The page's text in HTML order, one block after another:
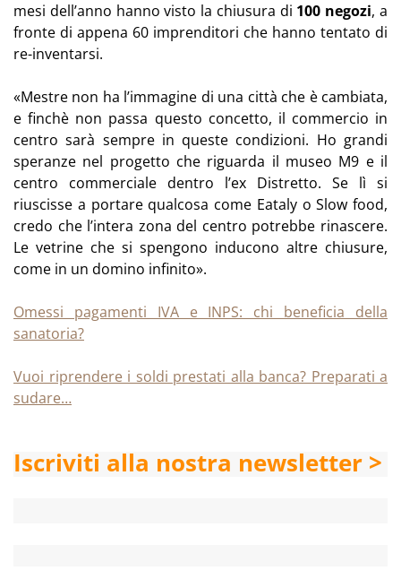
mesi dell’anno hanno visto la chiusura di 100 negozi, a
fronte di appena 60 imprenditori che hanno tentato di
re-inventarsi.
«Mestre non ha l’immagine di una città che è cambiata,
e finchè non passa questo concetto, il commercio in
centro sarà sempre in queste condizioni. Ho grandi
speranze nel progetto che riguarda il museo M9 e il
centro commerciale dentro l’ex Distretto. Se lì si
riuscisse a portare qualcosa come Eataly o Slow food,
credo che l’intera zona del centro potrebbe rinascere.
Le vetrine che si spengono inducono altre chiusure,
come in un domino infinito».
Omessi pagamenti IVA e INPS: chi beneficia della
sanatoria?
Vuoi riprendere i soldi prestati alla banca? Preparati a
sudare…
Iscriviti alla nostra newsletter >